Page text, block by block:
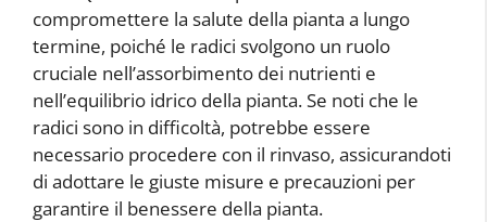
compromettere la salute della pianta a lungo
termine, poiché le radici svolgono un ruolo
cruciale nell’assorbimento dei nutrienti e
nell’equilibrio idrico della pianta. Se noti che le
radici sono in difficoltà, potrebbe essere
necessario procedere con il rinvaso, assicurandoti
di adottare le giuste misure e precauzioni per
garantire il benessere della pianta.